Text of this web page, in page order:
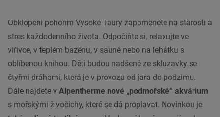
Obklopeni pohořím Vysoké Taury zapomenete na starosti a
stres každodenního života. Odpočiňte si, relaxujte ve
vířivce, v teplém bazénu, v sauně nebo na lehátku s
oblíbenou knihou. Děti budou nadšené ze skluzavky se
čtyřmi dráhami, která je v provozu od jara do podzimu.
Dále najdete v Alpentherme nové „podmořské“ akvárium
s mořskými živočichy, které se dá proplavat. Novinkou je